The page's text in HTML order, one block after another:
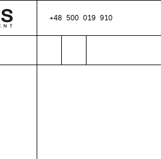
+48 500 019 910